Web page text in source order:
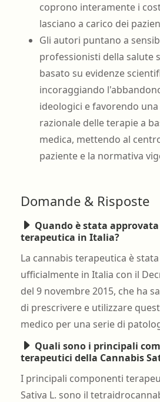
coprono interamente i
lasciano a carico dei
Gli autori puntano a
professionisti della salute
basato su evidenze
incoraggiando
ideologici e favorendo
razionale delle terapie a
medica, mettendo al
paziente e la normativa
Domande & Risposte
Quando è stata
terapeutica in Italia?
La cannabis terapeutica è
ufficialmente in Italia con il
del 9 novembre 2015, che ha
di prescrivere e utilizzare
medico per una serie di
Quali sono i principali
terapeutici della Cannabis
I principali componenti
Sativa L. sono il